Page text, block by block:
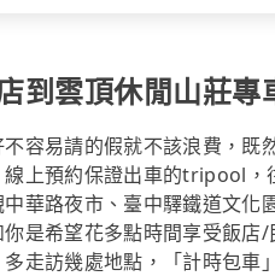
到雲頂休閒山莊專
容易請的假就不該浪費，
上預約保證出車的tripool
華路夜市、臺中驛鐵道文化
是希望花多點時間享受飯
走訪幾處地點，「計時包